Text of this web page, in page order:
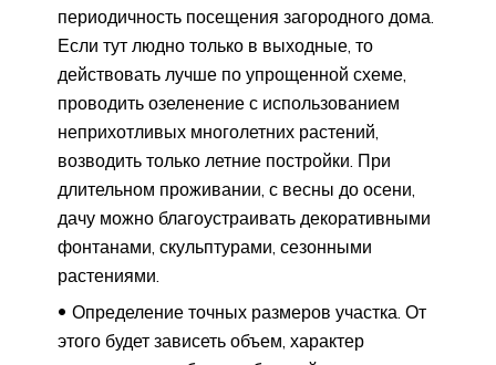
периодичность посещения загородного дома.
Если тут людно только в выходные, то
действовать лучше по упрощенной схеме,
проводить озеленение с использованием
неприхотливых многолетних растений,
возводить только летние постройки. При
длительном проживании, с весны до осени,
дачу можно благоустраивать декоративными
фонтанами, скульптурами, сезонными
растениями.
Определение точных размеров участка. От
этого будет зависеть объем, характер